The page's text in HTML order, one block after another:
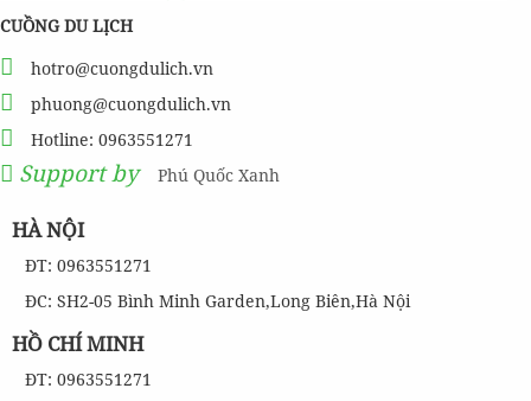
CUỒNG DU LỊCH
hotro@cuongdulich.vn
phuong@cuongdulich.vn
Hotline: 0963551271
Support by Phú Quốc Xanh
HÀ NỘI
ĐT: 0963551271
ĐC: SH2-05 Bình Minh Garden,Long Biên,Hà Nội
HỒ CHÍ MINH
ĐT: 0963551271